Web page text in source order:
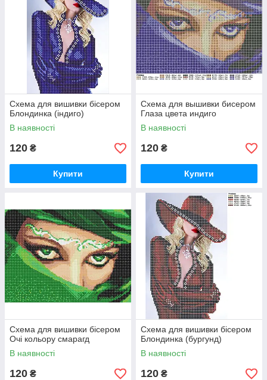
Схема для вишивки бісером
Блондинка (індиго)
В наявності
120 ₴
Купити
Схема для вышивки бисером
Глаза цвета индиго
В наявності
120 ₴
Купити
Схема для вишивки бісером
Очі кольору смарагд
В наявності
120 ₴
Схема для вишивки бісером
Блондинка (бургунд)
В наявності
120 ₴